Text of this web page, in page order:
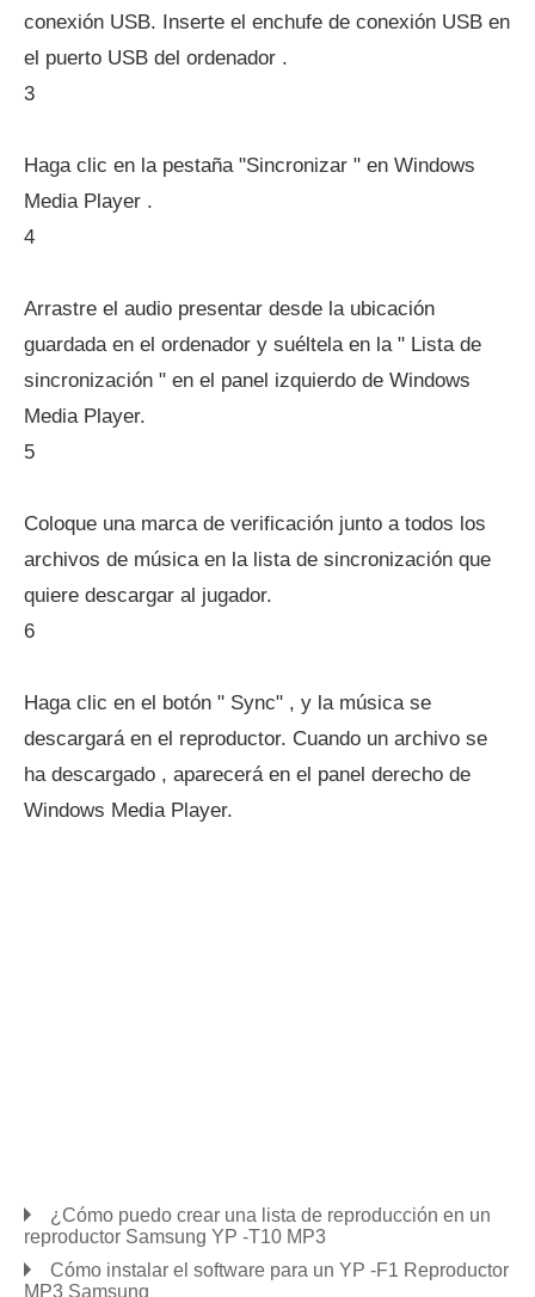
conexión USB. Inserte el enchufe de conexión USB en
el puerto USB del ordenador .
3
Haga clic en la pestaña "Sincronizar " en Windows
Media Player .
4
Arrastre el audio presentar desde la ubicación
guardada en el ordenador y suéltela en la " Lista de
sincronización " en el panel izquierdo de Windows
Media Player.
5
Coloque una marca de verificación junto a todos los
archivos de música en la lista de sincronización que
quiere descargar al jugador.
6
Haga clic en el botón " Sync" , y la música se
descargará en el reproductor. Cuando un archivo se
ha descargado , aparecerá en el panel derecho de
Windows Media Player.
¿Cómo puedo crear una lista de reproducción en un
reproductor Samsung YP -T10 MP3
Cómo instalar el software para un YP -F1 Reproductor
MP3 Samsung